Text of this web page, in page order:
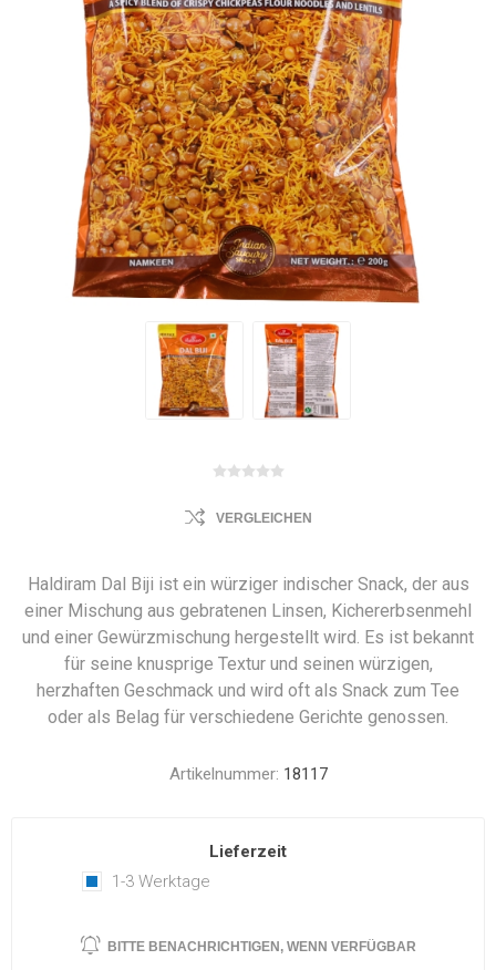
VERGLEICHEN
Haldiram Dal Biji ist ein würziger indischer Snack, der aus
einer Mischung aus gebratenen Linsen, Kichererbsenmehl
und einer Gewürzmischung hergestellt wird. Es ist bekannt
für seine knusprige Textur und seinen würzigen,
herzhaften Geschmack und wird oft als Snack zum Tee
oder als Belag für verschiedene Gerichte genossen.
Artikelnummer: 18117
Lieferzeit
1-3 Werktage
BITTE BENACHRICHTIGEN, WENN VERFÜGBAR